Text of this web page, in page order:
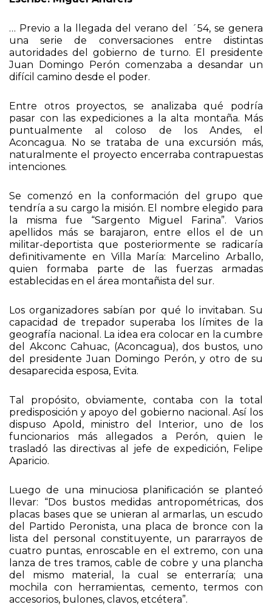
… Previo a la llegada del verano del ´54, se genera
una serie de conversaciones entre distintas
autoridades del gobierno de turno. El presidente
Juan Domingo Perón comenzaba a desandar un
Entre otros proyectos, se analizaba qué podría
pasar con las expediciones a la alta montaña. Más
puntualmente al coloso de los Andes, el
Aconcagua. No se trataba de una excursión más,
naturalmente el proyecto encerraba contrapuestas
Se comenzó en la conformación del grupo que
tendría a su cargo la misión. El nombre elegido para
la misma fue “Sargento Miguel Farina”. Varios
apellidos más se barajaron, entre ellos el de un
militar-deportista que posteriormente se radicaría
definitivamente en Villa María: Marcelino Arballo,
quien formaba parte de las fuerzas armadas
Los organizadores sabían por qué lo invitaban. Su
capacidad de trepador superaba los límites de la
geografía nacional. La idea era colocar en la cumbre
del Akconc Cahuac, (Aconcagua), dos bustos, uno
del presidente Juan Domingo Perón, y otro de su
Tal propósito, obviamente, contaba con la total
predisposición y apoyo del gobierno nacional. Así los
dispuso Apold, ministro del Interior, uno de los
funcionarios más allegados a Perón, quien le
trasladó las directivas al jefe de expedición, Felipe
Luego de una minuciosa planificación se planteó
llevar: “Dos bustos medidas antropométricas, dos
placas bases que se unieran al armarlas, un escudo
del Partido Peronista, una placa de bronce con la
lista del personal constituyente, un pararrayos de
cuatro puntas, enroscable en el extremo, con una
lanza de tres tramos, cable de cobre y una plancha
del mismo material, la cual se enterraría; una
mochila con herramientas, cemento, termos con